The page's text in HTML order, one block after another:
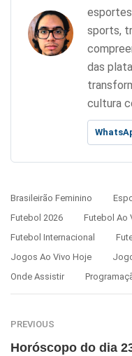
sports,
das
cultura
Brasileirão Feminino
Futebol 2026
Futebol Ao
Futebol Internacional
Jogos Ao Vivo Hoje
Onde Assistir
PREVIOUS
Horóscopo do dia